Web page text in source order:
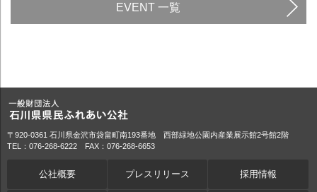
EVENT 一覧
〒920-0361 石川県金沢市袋畠町南193番地 西部緑地公園内産業展示館2号館2階
TEL：076-268-6222 FAX：076-268-6653
公社概要 プレスリリース 採用情報